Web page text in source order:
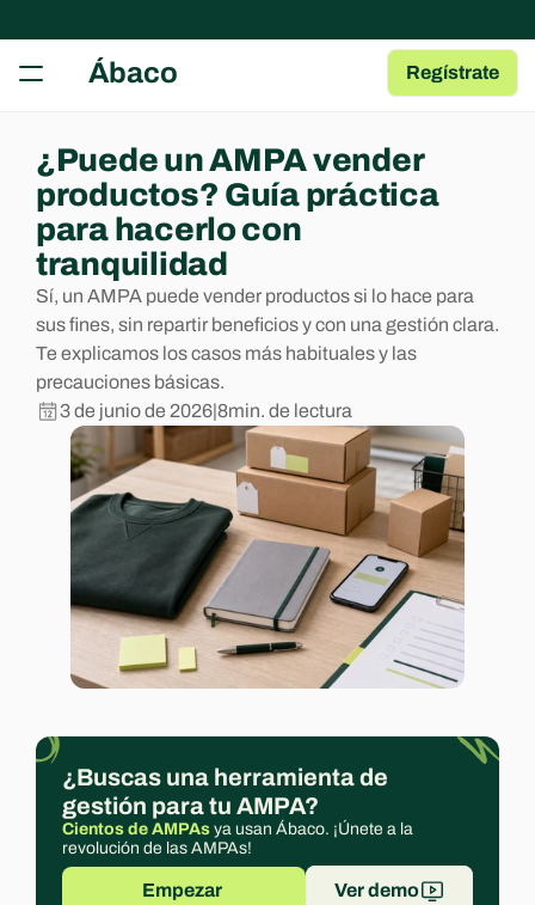
¿Puede un AMPA vender
productos? Guía práctica
para hacerlo con
tranquilidad
Sí, un AMPA puede vender productos si lo hace para
sus fines, sin repartir beneficios y con una gestión clara.
Te explicamos los casos más habituales y las
precauciones básicas.
3 de junio de 2026|8min. de lectura
¿Buscas una herramienta de
gestión para tu AMPA?
Cientos de AMPAs ya usan Ábaco. ¡Únete a la
revolución de las AMPAs!
Empezar Ver demo
Ábaco Herramientas gratuitas
Guía para AMPAs
Aprende a gestionar una AMPA
Centro de Ayuda
Artículos y Guías sobre las Apps
Blog
Contenido de interés para AMPAs
Join
Events
Experts
Regístrate